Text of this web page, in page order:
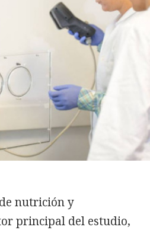
nutrición y
principal del estudio,